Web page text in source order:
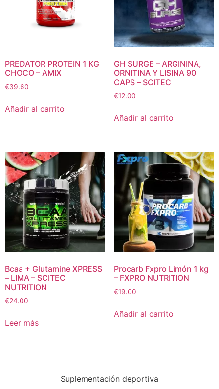
PREDATOR PROTEIN 1 KG
CHOCO – AMIX
€39.60
Añadir al carrito
GH SURGE – ARGININA,
ORNITINA Y LISINA 90
CAPS – SCITEC
€12.00
Añadir al carrito
Bcaa + Glutamine XPRESS
– LIMA – SCITEC
NUTRITION
€24.00
Leer más
Procarb Fxpro Limón 1 kg
– FXPRO NUTRITION
€19.00
Añadir al carrito
Suplementación deportiva